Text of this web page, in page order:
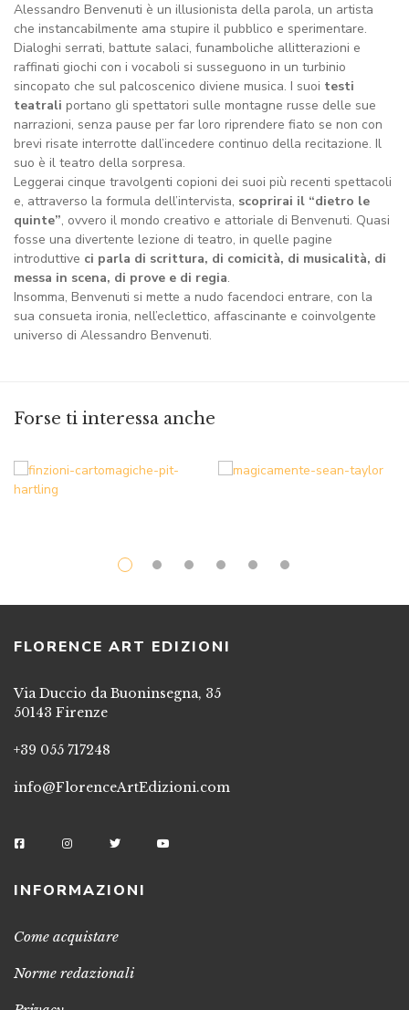
Alessandro Benvenuti è un illusionista della parola, un artista
che instancabilmente ama stupire il pubblico e sperimentare.
Dialoghi serrati, battute salaci, funamboliche allitterazioni e
raffinati giochi con i vocaboli si susseguono in un turbinio
sincopato che sul palcoscenico diviene musica. I suoi testi
teatrali portano gli spettatori sulle montagne russe delle sue
narrazioni, senza pause per far loro riprendere fiato se non con
brevi risate interrotte dall’incedere continuo della recitazione. Il
suo è il teatro della sorpresa.
Leggerai cinque travolgenti copioni dei suoi più recenti spettacoli
e, attraverso la formula dell’intervista, scoprirai il “dietro le
quinte”, ovvero il mondo creativo e attoriale di Benvenuti. Quasi
fosse una divertente lezione di teatro, in quelle pagine
introduttive ci parla di scrittura, di comicità, di musicalità, di
messa in scena, di prove e di regia.
Insomma, Benvenuti si mette a nudo facendoci entrare, con la
sua consueta ironia, nell’eclettico, affascinante e coinvolgente
universo di Alessandro Benvenuti.
Forse ti interessa anche
FLORENCE ART EDIZIONI
Via Duccio da Buoninsegna, 35
50143 Firenze
+39 055 717248
info@FlorenceArtEdizioni.com
INFORMAZIONI
Come acquistare
Norme redazionali